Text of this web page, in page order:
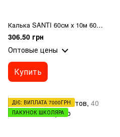
Калька SANTI 60см х 10м 60г/м2 в рулоне
306.50 грн
Оптовые цены
Купить
ДІЄ: ВИПЛАТА 7000ГРН
ПАКУНОК ШКОЛЯРА